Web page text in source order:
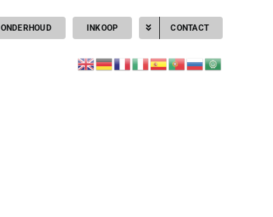
ONDERHOUD INKOOP CONTACT